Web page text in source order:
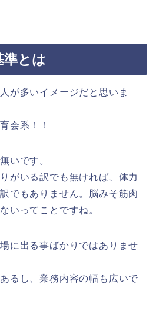
準とは
が多いイメージだと思いま
会系！！
いです。
がいる訳でも無ければ、体力
でもありません。脳みそ筋肉
いってことですね。
に出る事ばかりではありませ
るし、業務内容の幅も広いで